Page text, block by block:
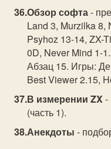
Обзор софта-
Land 3, Murzilka 8,
Psyhoz 13-14, ZX-
0D, Never Mind 1-
Абзац 15. Игры:
Best Viewer 2.15,
В измерении ZX-
(часть 1).
Анекдоты -